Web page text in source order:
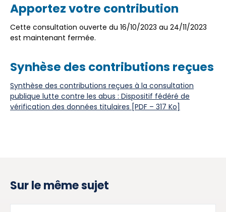
Apportez votre contribution
Cette consultation ouverte du 16/10/2023 au 24/11/2023
est maintenant fermée.
Synhèse des contributions reçues
Synthèse des contributions reçues à la consultation
publique lutte contre les abus : Dispositif fédéré de
vérification des données titulaires [PDF – 317 Ko]
Sur le même sujet